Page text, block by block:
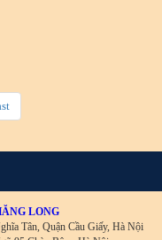
LONG
Tân, Quận Cầu Giấy, Hà Nội